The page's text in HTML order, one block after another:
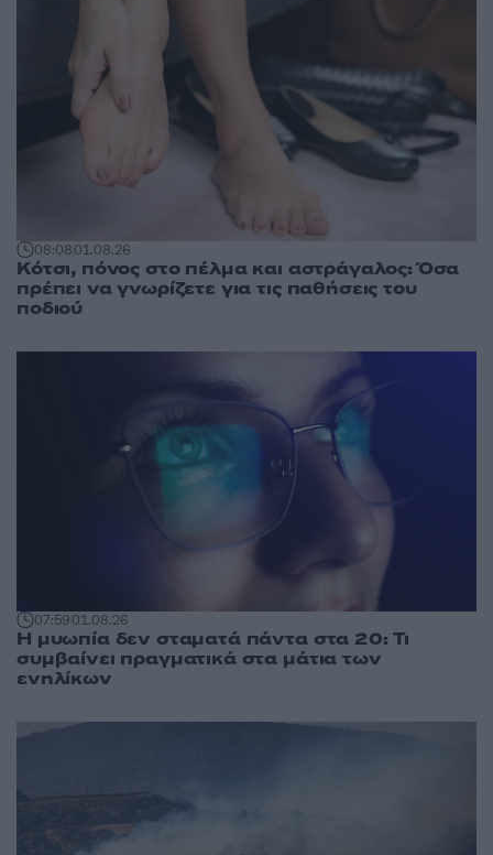
08:0801.08.26
Κότσι, πόνος στο πέλμα και αστράγαλος: Όσα
πρέπει να γνωρίζετε για τις παθήσεις του
ποδιού
07:5901.08.26
Η μυωπία δεν σταματά πάντα στα 20: Τι
συμβαίνει πραγματικά στα μάτια των
ενηλίκων